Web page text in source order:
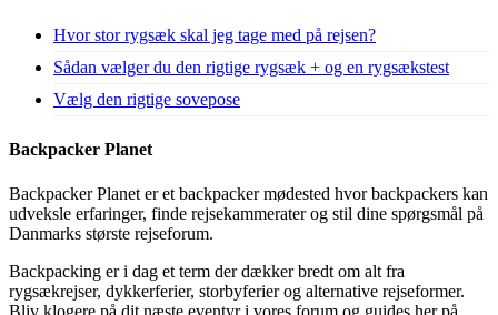
Hvor stor rygsæk skal jeg tage med på rejsen?
Sådan vælger du den rigtige rygsæk + og en rygsækstest
Vælg den rigtige sovepose
Backpacker Planet
Backpacker Planet er et backpacker mødested hvor backpackers kan
udveksle erfaringer, finde rejsekammerater og stil dine spørgsmål på
Danmarks største rejseforum.
Backpacking er i dag et term der dækker bredt om alt fra
rygsækrejser, dykkerferier, storbyferier og alternative rejseformer.
Bliv klogere på dit næste eventyr i vores forum og guides her på